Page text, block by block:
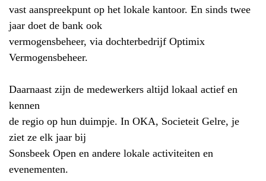
vast aanspreekpunt op het lokale kantoor. En sinds twee
jaar doet de bank ook
vermogensbeheer, via dochterbedrijf Optimix
Vermogensbeheer.
Daarnaast zijn de medewerkers altijd lokaal actief en
kennen
de regio op hun duimpje. In OKA, Societeit Gelre, je
ziet ze elk jaar bij
Sonsbeek Open en andere lokale activiteiten en
evenementen.